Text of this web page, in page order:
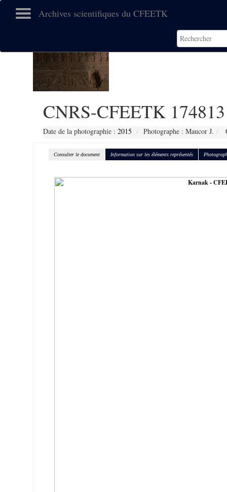
Archives scientifiques du CFEETK
CNRS-CFEETK 174813
Date de la photographie : 2015 Photographe : Maucor J.
Consulter le document Information sur les éléments représentés